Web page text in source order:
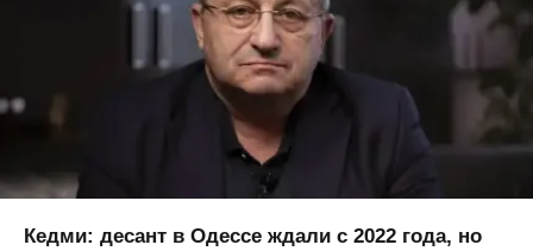
Кедми: десант в Одессе ждали с 2022 года, но